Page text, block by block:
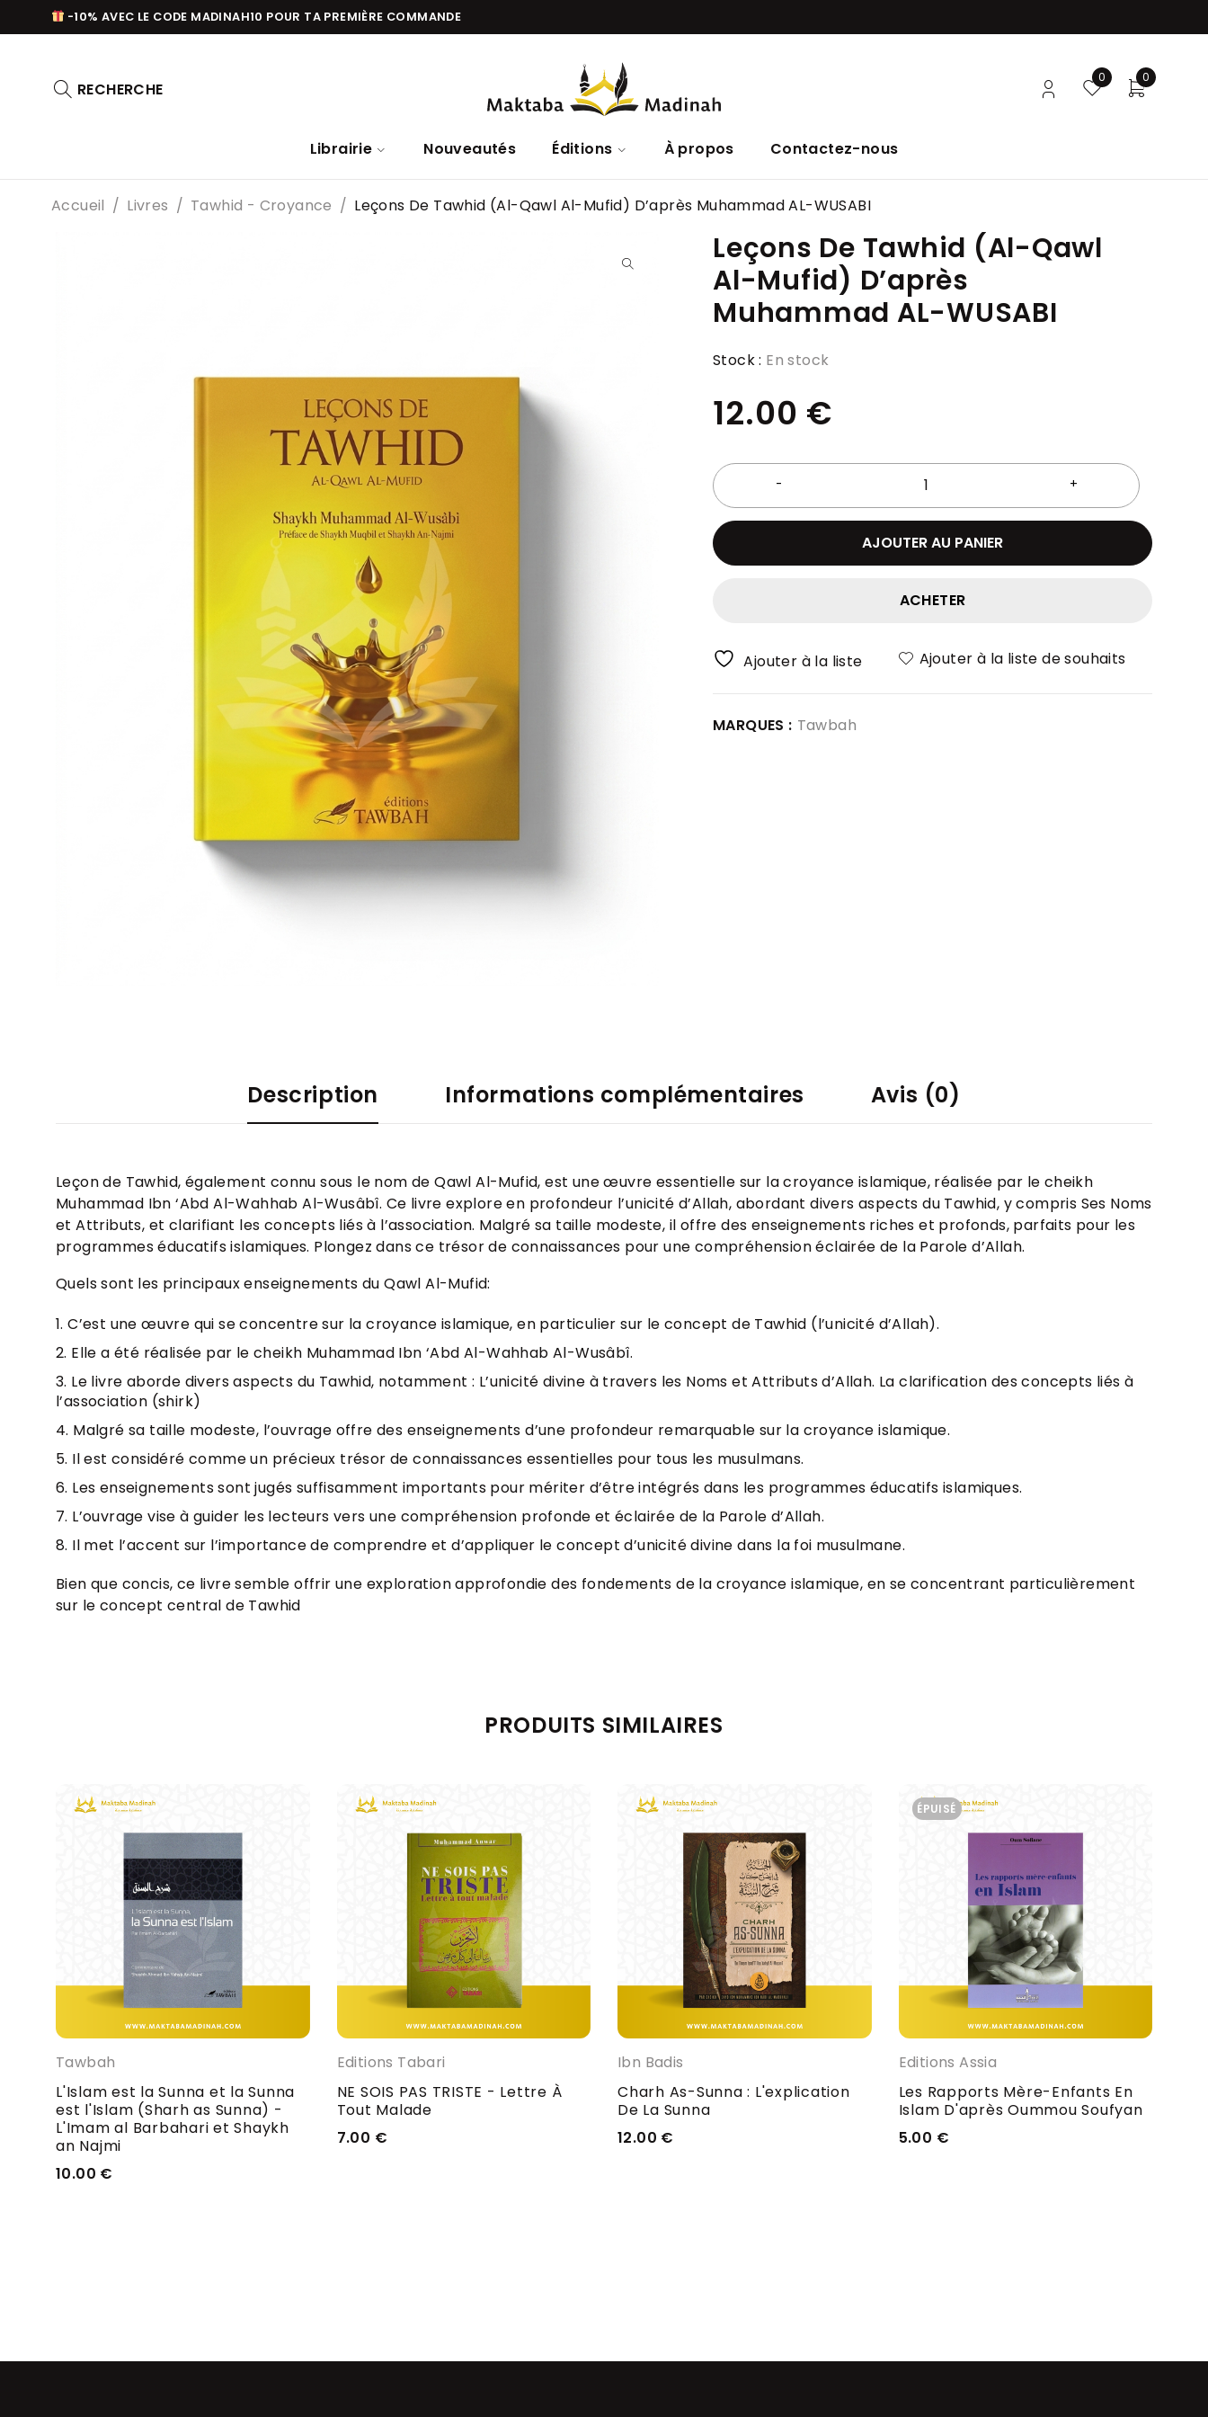
-10% AVEC LE CODE MADINAH10 POUR TA PREMIÈRE COMMANDE
RECHERCHE
0 0
Librairie Nouveautés Éditions À propos Contactez-nous
Accueil / Livres / Tawhid - Croyance / Leçons De Tawhid (Al-Qawl Al-Mufid) D’après Muhammad AL-WUSABI
Leçons De Tawhid (Al-Qawl
Al-Mufid) D’après
Muhammad AL-WUSABI
Stock : En stock
12.00 €
AJOUTER AU PANIER
ACHETER
Ajouter à la liste Ajouter à la liste de souhaits
MARQUES : Tawbah
Description Informations complémentaires Avis (0)
Leçon de Tawhid, également connu sous le nom de Qawl Al-Mufid, est une œuvre essentielle sur la croyance islamique, réalisée par le cheikh
Muhammad Ibn ‘Abd Al-Wahhab Al-Wusâbî. Ce livre explore en profondeur l’unicité d’Allah, abordant divers aspects du Tawhid, y compris Ses Noms
et Attributs, et clarifiant les concepts liés à l’association. Malgré sa taille modeste, il offre des enseignements riches et profonds, parfaits pour les
programmes éducatifs islamiques. Plongez dans ce trésor de connaissances pour une compréhension éclairée de la Parole d’Allah.
Quels sont les principaux enseignements du Qawl Al-Mufid:
C’est une œuvre qui se concentre sur la croyance islamique, en particulier sur le concept de Tawhid (l’unicité d’Allah).
Elle a été réalisée par le cheikh Muhammad Ibn ‘Abd Al-Wahhab Al-Wusâbî.
Le livre aborde divers aspects du Tawhid, notamment : L’unicité divine à travers les Noms et Attributs d’Allah. La clarification des concepts liés à
l’association (shirk)
Malgré sa taille modeste, l’ouvrage offre des enseignements d’une profondeur remarquable sur la croyance islamique.
Il est considéré comme un précieux trésor de connaissances essentielles pour tous les musulmans.
Les enseignements sont jugés suffisamment importants pour mériter d’être intégrés dans les programmes éducatifs islamiques.
L’ouvrage vise à guider les lecteurs vers une compréhension profonde et éclairée de la Parole d’Allah.
Il met l’accent sur l’importance de comprendre et d’appliquer le concept d’unicité divine dans la foi musulmane.
Bien que concis, ce livre semble offrir une exploration approfondie des fondements de la croyance islamique, en se concentrant particulièrement
sur le concept central de Tawhid
PRODUITS SIMILAIRES
Tawbah
L'Islam est la Sunna et la Sunna
est l'Islam (Sharh as Sunna) -
L'Imam al Barbahari et Shaykh
an Najmi
10.00 €
Editions Tabari
NE SOIS PAS TRISTE - Lettre À
Tout Malade
7.00 €
Ibn Badis
Charh As-Sunna : L'explication
De La Sunna
12.00 €
ÉPUISÉ
Editions Assia
Les Rapports Mère-Enfants En
Islam D'après Oummou Soufyan
5.00 €